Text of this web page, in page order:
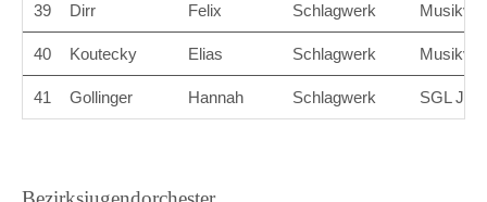
39 Dirr Felix Schlagwerk
40 Koutecky Elias Schlagwerk
41 Gollinger Hannah Schlagwerk SGL